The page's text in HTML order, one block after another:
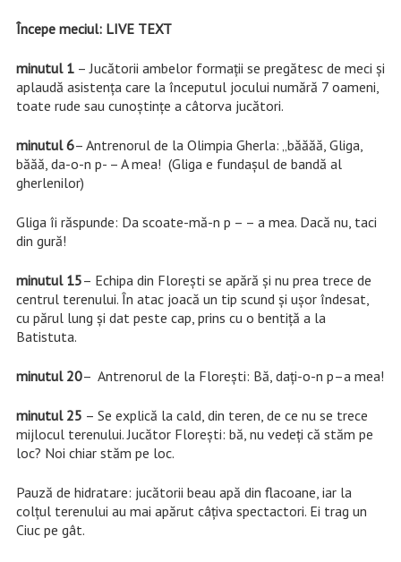
Începe meciul: LIVE TEXT
minutul 1– Jucătorii ambelor formații se pregătesc de meci și
aplaudă asistența care la începutul jocului numără 7 oameni,
toate rude sau cunoștințe a câtorva jucători.
minutul 6– Antrenorul de la Olimpia Gherla: „băăăă, Gliga,
băăă, da-o-n p- – A mea! (Gliga e fundașul de bandă al
gherlenilor)
Gliga îi răspunde: Da scoate-mă-n p – – a mea. Dacă nu, taci
din gură!
minutul 15– Echipa din Florești se apără și nu prea trece de
centrul terenului. În atac joacă un tip scund și ușor îndesat,
cu părul lung și dat peste cap, prins cu o bentiță a la
Batistuta.
minutul 20– Antrenorul de la Florești: Bă, dați-o-n p–a mea!
minutul 25 – Se explică la cald, din teren, de ce nu se trece
mijlocul terenului. Jucător Florești: bă, nu vedeți că stăm pe
loc? Noi chiar stăm pe loc.
Pauză de hidratare: jucătorii beau apă din flacoane, iar la
colțul terenului au mai apărut câțiva spectactori. Ei trag un
Ciuc pe gât.